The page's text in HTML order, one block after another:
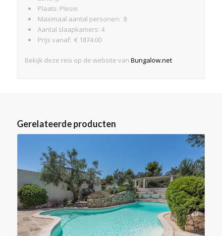
Plaats: Plesio
Maximaal aantal personen: 8
Aantal slaapkamers: 4
Prijs vanaf: € 1874.00
Bekijk deze reis op de website van Bungalow.net
Gerelateerde producten